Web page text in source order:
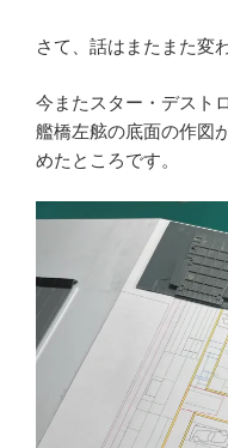
さて、話はまたまた変
今またスター・デスト
艦橋左舷の底面の作図
めたところです。